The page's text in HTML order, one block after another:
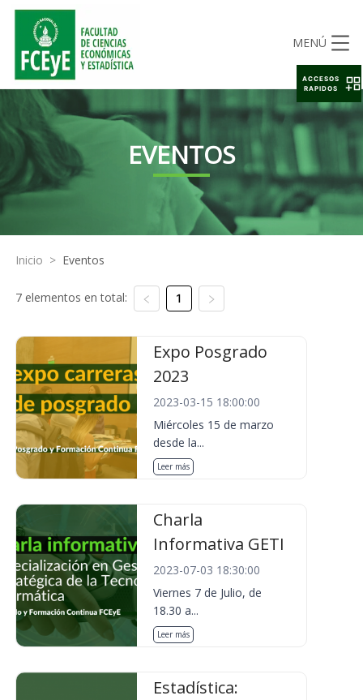
MENÚ
EVENTOS
Inicio > Eventos
7 elementos en total: 1
Expo Posgrado
2023
2023-03-15 18:00:00
Miércoles 15 de marzo
desde la...
Leer más
Charla
Informativa GETI
2023-07-03 18:30:00
Viernes 7 de Julio, de
18.30 a...
Leer más
Estadística:
ACCESOS
RAPIDOS